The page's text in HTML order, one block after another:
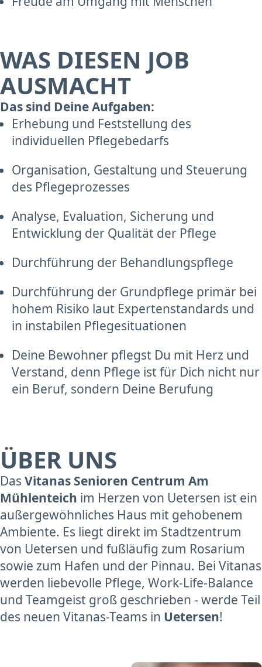
WAS DIESEN JOB
AUSMACHT
Das sind Deine Aufgaben:
Erhebung und Feststellung des
individuellen Pflegebedarfs
Organisation, Gestaltung und Steuerung
des Pflegeprozesses
Analyse, Evaluation, Sicherung und
Entwicklung der Qualität der Pflege
Durchführung der Behandlungspflege
Durchführung der Grundpflege primär bei
hohem Risiko laut Expertenstandards und
in instabilen Pflegesituationen
Deine Bewohner pflegst Du mit Herz und
Verstand, denn Pflege ist für Dich nicht nur
ein Beruf, sondern Deine Berufung
ÜBER UNS
Das Vitanas Senioren Centrum Am
Mühlenteich im Herzen von Uetersen ist ein
außergewöhnliches Haus mit gehobenem
Ambiente. Es liegt direkt im Stadtzentrum
von Uetersen und fußläufig zum Rosarium
sowie zum Hafen und der Pinnau. Bei Vitanas
werden liebevolle Pflege, Work-Life-Balance
und Teamgeist groß geschrieben - werde Teil
des neuen Vitanas-Teams in Uetersen!